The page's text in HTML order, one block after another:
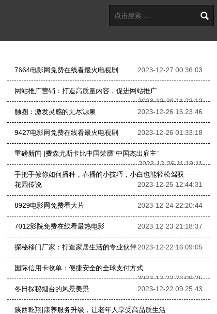
7664电影网免费在线看最火电视剧 2023-12-27 00:36:03
网站推广营销：打造高质量内容，促进网站推广
2023-12-26 11:22:12
触圈：激发灵感的无尽源泉
2023-12-26 16:23:46
9427电影网免费在线看最火电视剧 2023-12-26 01:33:18
重磅新闻 |费森尤斯卡比中国荣膺“中国杰出雇主”
2023-12-26 11:19:11
手把手教你如何播种，春播的小技巧，小白也能轻松驾驭——
花园传说
2023-12-25 12:44:31
8929电影网免费看大片 2023-12-24 22:20:44
7012影院免费在线看最热电影 2023-12-23 21:18:37
探秘移门厂家：打造家居生活的专业伙伴2023-12-22 16:09:05
国际信用卡收单：便捷安全的全球支付方式
2023-12-22 23:09:25
冬日探秘烟台的风景美景
2023-12-22 09:25:43
陕西乾翔|康养服务升级，让老年人享受高品质生活